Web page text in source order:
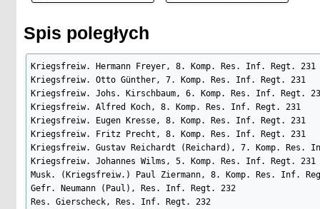
Spis poległych
Kriegsfreiw. Hermann Freyer, 8. Komp. Res. Inf. Regt. 231
Kriegsfreiw. Otto Günther, 7. Komp. Res. Inf. Regt. 231
Kriegsfreiw. Johs. Kirschbaum, 6. Komp. Res. Inf. Regt.
Kriegsfreiw. Alfred Koch, 8. Komp. Res. Inf. Regt. 231
Kriegsfreiw. Eugen Kresse, 8. Komp. Res. Inf. Regt. 231
Kriegsfreiw. Fritz Precht, 8. Komp. Res. Inf. Regt. 231
Kriegsfreiw. Gustav Reichardt (Reichard), 7. Komp. Res.
Kriegsfreiw. Johannes Wilms, 5. Komp. Res. Inf. Regt. 231
Musk. (Kriegsfreiw.) Paul Ziermann, 8. Komp. Res. Inf.
Gefr. Neumann (Paul), Res. Inf. Regt. 232
Res. Gierscheck, Res. Inf. Regt. 232